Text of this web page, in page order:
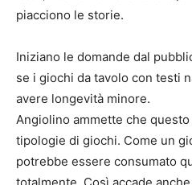
piacciono le storie.
Iniziano le domande dal
se i giochi da tavolo con testi
avere longevità minore.
Angiolino ammette che
tipologie di giochi. Come un
potrebbe essere consumato